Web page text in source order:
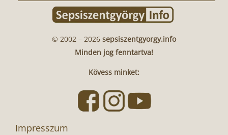
© 2002 – 2026 sepsiszentgyorgy.info
Minden jog fenntartva!
Kövess minket:
Impresszum